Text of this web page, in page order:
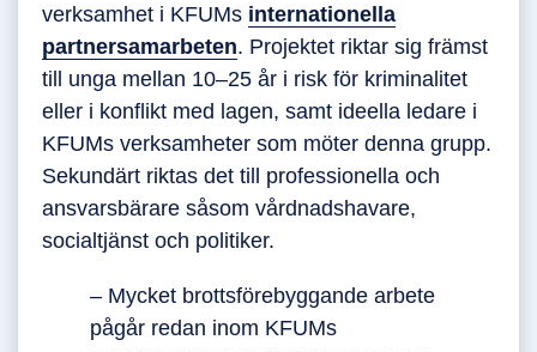
verksamhet i KFUMs internationella
partnersamarbeten. Projektet riktar sig främst
till unga mellan 10–25 år i risk för kriminalitet
eller i konflikt med lagen, samt ideella ledare i
KFUMs verksamheter som möter denna grupp.
Sekundärt riktas det till professionella och
ansvarsbärare såsom vårdnadshavare,
socialtjänst och politiker.
– Mycket brottsförebyggande arbete
pågår redan inom KFUMs